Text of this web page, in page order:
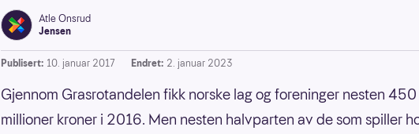
Atle Onsrud
Jensen
Publisert: 10. januar 2017 Endret: 2. januar 2023
Gjennom Grasrotandelen fikk norske lag og foreninger nesten 450
millioner kroner i 2016. Men nesten halvparten av de som spiller